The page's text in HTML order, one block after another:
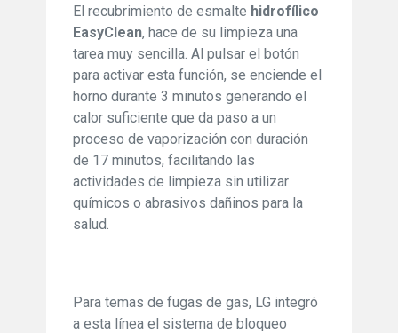
El recubrimiento de esmalte hidrofílico
EasyClean, hace de su limpieza una
tarea muy sencilla. Al pulsar el botón
para activar esta función, se enciende el
horno durante 3 minutos generando el
calor suficiente que da paso a un
proceso de vaporización con duración
de 17 minutos, facilitando las
actividades de limpieza sin utilizar
químicos o abrasivos dañinos para la
salud.
Para temas de fugas de gas, LG integró
a esta línea el sistema de bloqueo